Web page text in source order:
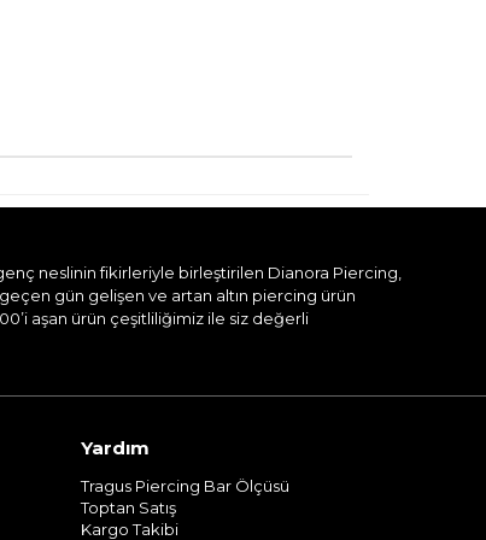
neslinin fikirleriyle birleştirilen Dianora Piercing,
gün gelişen ve artan altın piercing ürün
aşan ürün çeşitliliğimiz ile siz değerli
Yardım
Tragus Piercing Bar Ölçüsü
Toptan Satış
Kargo Takibi